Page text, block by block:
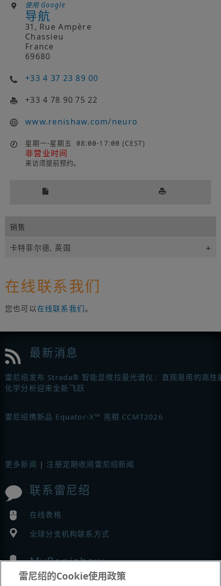
使用 Google
导航
31, Rue Ampère
Chassieu
France
69680
+33 4 37 23 89 00
+33 4 78 90 75 22
www.renishaw.com/neuro
星期一-星期五 08:00-17:00 (CEST)
非营业时间
来访须提前预约。
销售
卡特菲尔德, 英国
在线联系我们
您也可以在线联系我们。
最新消息
雷尼绍发布 Strada® 智能显微拉曼光谱仪：直观易用的高性
化学分析迎来全新飞跃
雷尼绍携新品 Equator-X™ 亮相 CCMT2026
更多新闻 | 注册定期收阅雷尼绍新闻
联系雷尼绍
在线表格
全球分支机构联系方式
MyRenishaw
雷尼绍的Cookie使用政策